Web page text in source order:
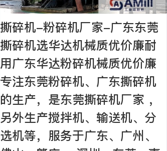
撕碎机-粉碎机厂家-广东东莞
撕碎机选华达机械质优价廉耐
用广东华达粉碎机械质优价廉
专注东莞粉碎机、广东撕碎机
的生产，是东莞撕碎机厂家 ，
另外生产搅拌机、输送机、分
选机等，服务于广东、广州、